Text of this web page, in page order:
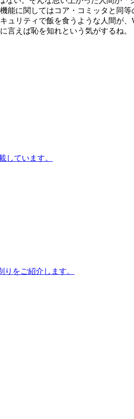
に関してはコア・コミッタと同
リティで飯を食うような人間が、
言えば恥を知れという気がするね。
しています。
りをご紹介します。